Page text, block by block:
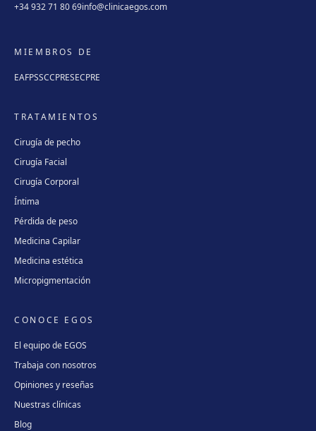
+34 932 71 80 69info@clinicaegos.com
MIEMBROS DE
EAFPSSCCPRESECPRE
TRATAMIENTOS
Cirugía de pecho
Cirugía Facial
Cirugía Corporal
Íntima
Pérdida de peso
Medicina Capilar
Medicina estética
Micropigmentación
CONOCE EGOS
El equipo de EGOS
Trabaja con nosotros
Opiniones y reseñas
Nuestras clínicas
Blog